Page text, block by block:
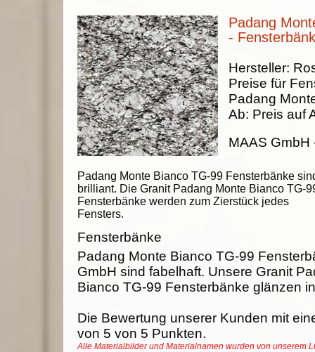
Padang
-
Padang Monte Bianco TG-99 Fensterbänke
brilliant. Die Granit Padang Monte Bianco TG-
Fensterbänke werden zum Zierstück jedes
Fensters.
Hersteller:
Preise für
Padang
Ab: Preis auf
MAAS GmbH
Fensterbänke
Padang Monte Bianco TG-99
GmbH sind fabelhaft. Unsere Granit
Bianco TG-99 Fensterbänke glänzen
Die Bewertung unserer Kunden mit
von 5 von 5 Punkten.
Alle Materialbilder und Materialnamen wurden von unserem